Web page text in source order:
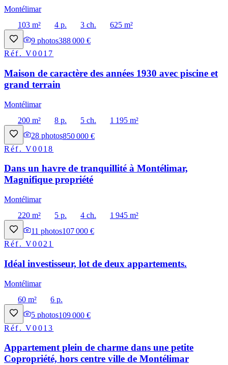
Montélimar
103 m²
4 p. 3 ch.
625 m²
9 photos388 000 €
Réf.V0017
Maison de caractère des années 1930 avec piscine et
grand terrain
Montélimar
200 m²
8 p. 5 ch.
1 195 m²
28 photos850 000 €
Réf.V0018
Dans un havre de tranquillité à Montélimar,
Magnifique propriété
Montélimar
220 m²
5 p. 4 ch.
1 945 m²
11 photos107 000 €
Réf.V0021
Idéal investisseur, lot de deux appartements.
Montélimar
60 m²
6 p.
5 photos109 000 €
Réf.V0013
Appartement plein de charme dans une petite
Copropriété, hors centre ville de Montélimar